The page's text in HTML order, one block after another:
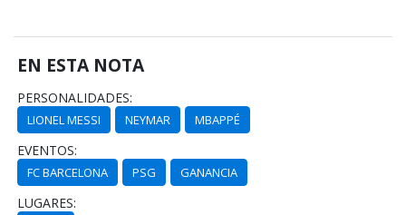
EN ESTA NOTA
PERSONALIDADES:
LIONEL MESSI NEYMAR MBAPPÉ
EVENTOS:
FC BARCELONA PSG GANANCIA
LUGARES: